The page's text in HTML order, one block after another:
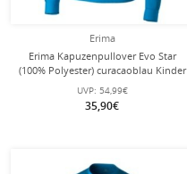
Erima
Erima Kapuzenpullover Evo Star
(100% Polyester) curacaoblau Kinder
UVP: 54,99€
35,90€